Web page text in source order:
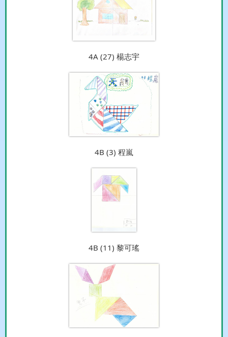
4A (27) 楊志宇
4B (3) 程嵐
4B (11) 黎可瑤